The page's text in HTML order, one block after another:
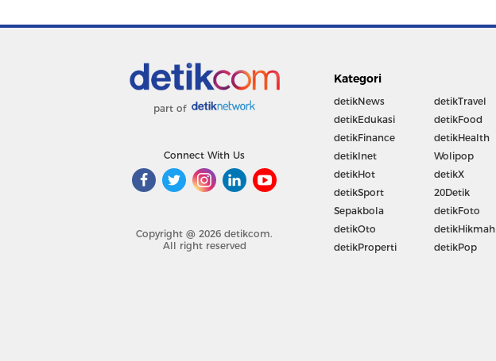
part of
Connect With Us
Copyright @ 2026 detikcom.
All right reserved
Kategori
detikNews
detikEdukasi
detikFinance
detikInet
detikHot
detikSport
Sepakbola
detikOto
detikProperti
detikTravel
detikFood
detikHealth
Wolipop
detikX
20Detik
detikFoto
detikHikmah
detikPop